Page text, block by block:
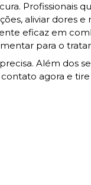
Profissionais
aliviar dores
eficaz em
para o
Além dos
agora e tire